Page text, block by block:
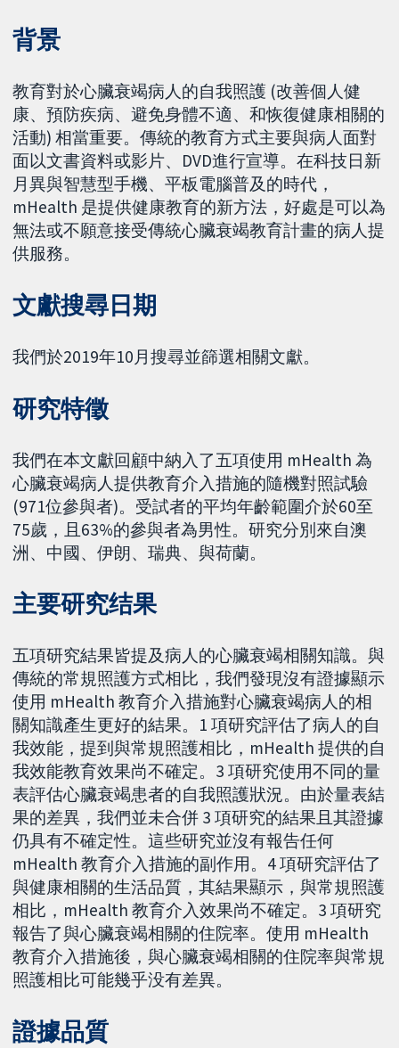
背景
教育對於心臟衰竭病人的自我照護 (改善個人健
康、預防疾病、避免身體不適、和恢復健康相關的
活動) 相當重要。傳統的教育方式主要與病人面對
面以文書資料或影片、DVD進行宣導。在科技日新
月異與智慧型手機、平板電腦普及的時代，
mHealth 是提供健康教育的新方法，好處是可以為
無法或不願意接受傳統心臟衰竭教育計畫的病人提
供服務。
文獻搜尋日期
我們於2019年10月搜尋並篩選相關文獻。
研究特徵
我們在本文獻回顧中納入了五項使用 mHealth 為
心臟衰竭病人提供教育介入措施的隨機對照試驗
(971位參與者)。受試者的平均年齡範圍介於60至
75歲，且63%的參與者為男性。研究分別來自澳
洲、中國、伊朗、瑞典、與荷蘭。
主要研究结果
五項研究結果皆提及病人的心臟衰竭相關知識。與
傳統的常規照護方式相比，我們發現沒有證據顯示
使用 mHealth 教育介入措施對心臟衰竭病人的相
關知識產生更好的結果。1 項研究評估了病人的自
我效能，提到與常規照護相比，mHealth 提供的自
我效能教育效果尚不確定。3 項研究使用不同的量
表評估心臟衰竭患者的自我照護狀況。由於量表結
果的差異，我們並未合併 3 項研究的結果且其證據
仍具有不確定性。這些研究並沒有報告任何
mHealth 教育介入措施的副作用。4 項研究評估了
與健康相關的生活品質，其結果顯示，與常規照護
相比，mHealth 教育介入效果尚不確定。3 項研究
報告了與心臟衰竭相關的住院率。使用 mHealth
教育介入措施後，與心臟衰竭相關的住院率與常規
照護相比可能幾乎没有差異。
證據品質